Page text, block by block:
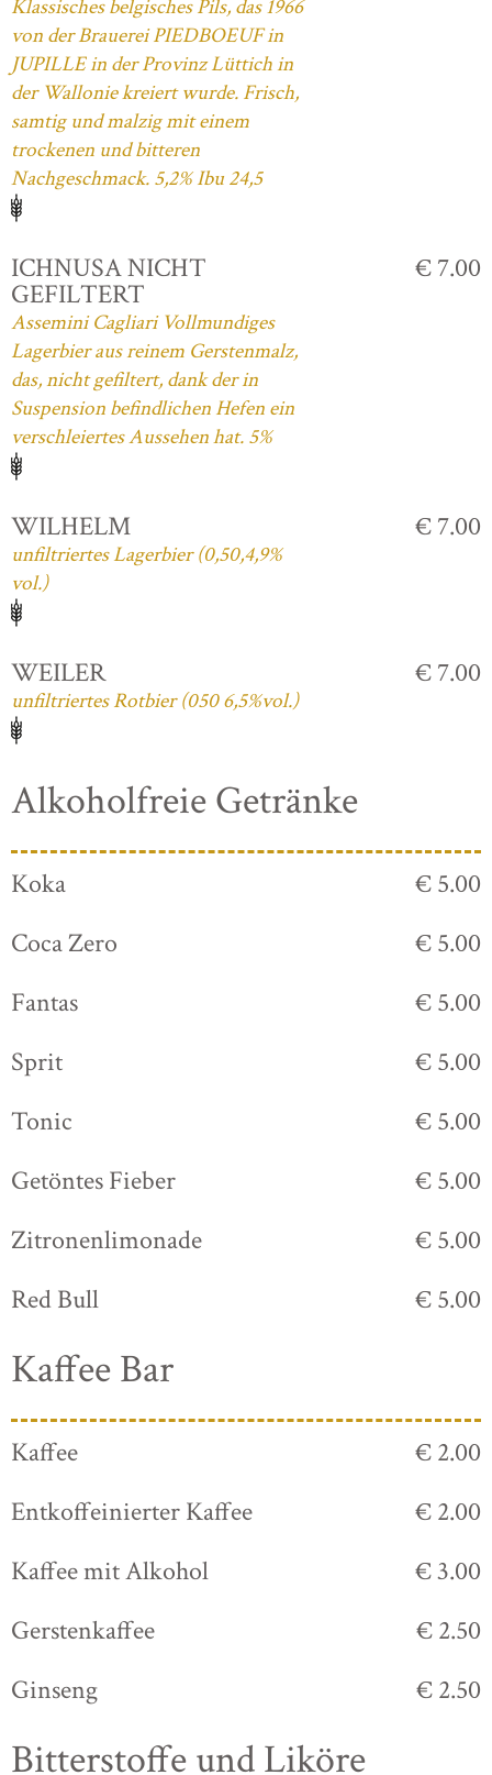
Klassisches belgisches Pils, das 1966
von der Brauerei PIEDBOEUF in
JUPILLE in der Provinz Lüttich in
der Wallonie kreiert wurde. Frisch,
samtig und malzig mit einem
trockenen und bitteren
Nachgeschmack. 5,2% Ibu 24,5
ICHNUSA NICHT
GEFILTERT
Assemini Cagliari Vollmundiges
Lagerbier aus reinem Gerstenmalz,
das, nicht gefiltert, dank der in
Suspension befindlichen Hefen ein
verschleiertes Aussehen hat. 5%
€ 7.00
WILHELM
unfiltriertes Lagerbier (0,50,4,9%
vol.)
€ 7.00
WEILER
unfiltriertes Rotbier (050 6,5%vol.)
€ 7.00
Alkoholfreie Getränke
Koka
€ 5.00
Coca Zero
€ 5.00
Fantas
€ 5.00
Sprit
€ 5.00
Tonic
€ 5.00
Getöntes Fieber
€ 5.00
Zitronenlimonade
€ 5.00
Red Bull
€ 5.00
Kaffee Bar
Kaffee
€ 2.00
Entkoffeinierter Kaffee
€ 2.00
Kaffee mit Alkohol
€ 3.00
Gerstenkaffee
€ 2.50
Ginseng
€ 2.50
Bitterstoffe und Liköre